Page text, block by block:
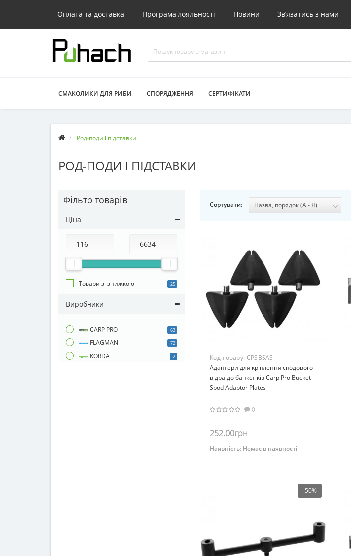
Оплата та доставка Програма лояльності Новини Зв’язатись з нами
СМАКОЛИКИ ДЛЯ РИБИ СПОРЯДЖЕННЯ СЕРТИФІКАТИ
Род-поди і підставки
РОД-ПОДИ І ПІДСТАВКИ
Фільтр товарів
Ціна
Товари зі знижкою 25
Виробники
CARP PRO 63
FLAGMAN 72
KORDA 2
Сортувати:
Код товару: CPSBSAS
Адаптери для кріплення сподового
відра до банкстіків Carp Pro Bucket
Spod Adaptor Plates
0
252.00грн
Немає на складі
Наявність: Немає в наявності
-50%